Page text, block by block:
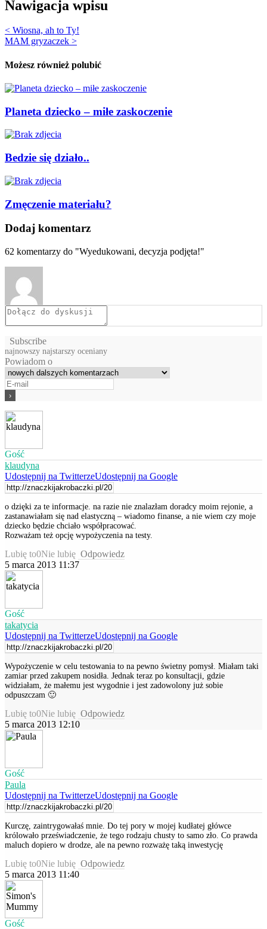
Nawigacja wpisu
< Wiosna, ah to Ty!
MAM gryzaczek >
Możesz również polubić
Planeta dziecko – miłe zaskoczenie
Bedzie się działo..
Zmęczenie materiału?
Dodaj komentarz
62 komentarzy do "Wyedukowani, decyzja podjęta!"
Subscribe
najnowszy najstarszy oceniany
Powiadom o
Gość
klaudyna
Udostępnij na TwitterzeUdostępnij na Google
o dzięki za te informacje. na razie nie znalazłam doradcy moim rejonie, a
zastanawiałam się nad elastyczną – wiadomo finanse, a nie wiem czy moje
dziecko będzie chciało współpracować.
Rozważam też opcję wypożyczenia na testy.
Lubię to0Nie lubię Odpowiedz
5 marca 2013 11:37
Gość
takatycia
Udostępnij na TwitterzeUdostępnij na Google
Wypożyczenie w celu testowania to na pewno świetny pomysł. Miałam taki
zamiar przed zakupem nosidła. Jednak teraz po konsultacji, gdzie
widziałam, że małemu jest wygodnie i jest zadowolony już sobie
odpuszczam 🙂
Lubię to0Nie lubię Odpowiedz
5 marca 2013 12:10
Gość
Paula
Udostępnij na TwitterzeUdostępnij na Google
Kurczę, zaintrygowałaś mnie. Do tej pory w mojej kudłatej główce
królowało przeświadczenie, że tego rodzaju chusty to samo zło. Co prawda
maluch dopiero w drodze, ale na pewno rozważę taką inwestycję
Lubię to0Nie lubię Odpowiedz
5 marca 2013 11:40
Gość